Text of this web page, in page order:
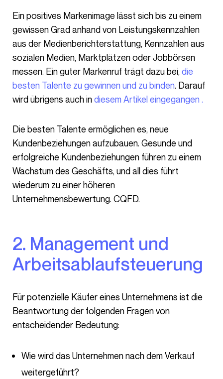
Ein positives Markenimage lässt sich bis zu einem
gewissen Grad anhand von Leistungskennzahlen
aus der Medienberichterstattung, Kennzahlen aus
sozialen Medien, Marktplätzen oder Jobbörsen
messen. Ein guter Markenruf trägt dazu bei, die
besten Talente zu gewinnen und zu binden. Darauf
wird übrigens auch indiesem Artikel eingegangen .
Die besten Talente ermöglichen es, neue
Kundenbeziehungen aufzubauen. Gesunde und
erfolgreiche Kundenbeziehungen führen zu einem
Wachstum des Geschäfts, und all dies führt
wiederum zu einer höheren
Unternehmensbewertung. CQFD.
2. Management und
Arbeitsablaufsteuerung
Für potenzielle Käufer eines Unternehmens ist die
Beantwortung der folgenden Fragen von
entscheidender Bedeutung:
Wie wird das Unternehmen nach dem Verkauf
weitergeführt?